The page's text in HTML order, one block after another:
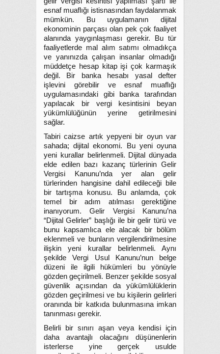
esnaf muaflığı istisnasından faydalanmak
mümkün. Bu uygulamanın dijital
ekonominin parçası olan pek çok faaliyet
alanında yaygınlaşması gerekir. Bu tür
faaliyetlerde mal alım satımı olmadıkça
ve yanınızda çalışan insanlar olmadığı
müddetçe hesap kitap işi çok karmaşık
değil. Bir banka hesabı yasal defter
işlevini görebilir ve esnaf muaflığı
uygulamasındaki gibi banka tarafından
yapılacak bir vergi kesintisini beyan
yükümlülüğünün yerine getirilmesini
sağlar.
Tabiri caizse artık yepyeni bir oyun var
sahada; dijital ekonomi. Bu yeni oyuna
yeni kurallar belirlenmeli. Dijital dünyada
elde edilen bazı kazanç türlerinin Gelir
Vergisi Kanunu’nda yer alan gelir
türlerinden hangisine dahil edileceği bile
bir tartışma konusu. Bu anlamda, çok
temel bir adım atılması gerektiğine
inanıyorum. Gelir Vergisi Kanunu’na
“Dijital Gelirler” başlığı ile bir gelir türü ve
bunu kapsamlıca ele alacak bir bölüm
eklenmeli ve bunların vergilendirilmesine
ilişkin yeni kurallar belirlenmeli. Aynı
şekilde Vergi Usul Kanunu’nun belge
düzeni ile ilgili hükümleri bu yönüyle
gözden geçirilmeli. Benzer şekilde sosyal
güvenlik açısından da yükümlülüklerin
gözden geçirilmesi ve bu kişilerin gelirleri
oranında bir katkıda bulunmasına imkan
tanınması gerekir.
Belirli bir sınırı aşan veya kendisi için
daha avantajlı olacağını düşünenlerin
isterlerse yine gerçek usulde